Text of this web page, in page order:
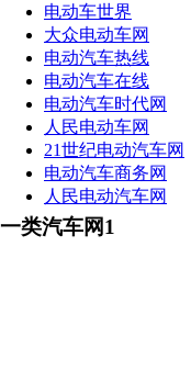
电动车世界
大众电动车网
电动汽车热线
电动汽车在线
电动汽车时代网
人民电动车网
21世纪电动汽车网
电动汽车商务网
人民电动汽车网
一类汽车网1